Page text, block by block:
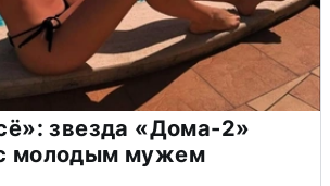
звезда «Дома-2»
молодым мужем